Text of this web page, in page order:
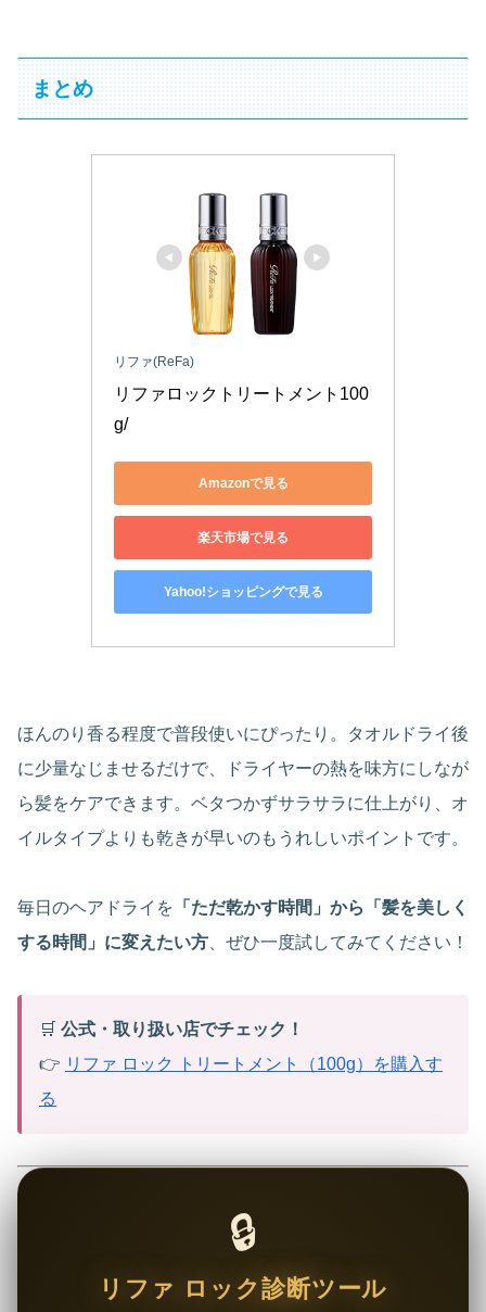
まとめ
リファ(ReFa)
リファロックトリートメント100
g/
Amazonで見る
楽天市場で見る
Yahoo!ショッピングで見る
ほんのり香る程度で普段使いにぴったり。タオルドライ後
に少量なじませるだけで、ドライヤーの熱を味方にしなが
ら髪をケアできます。ベタつかずサラサラに仕上がり、オ
イルタイプよりも乾きが早いのもうれしいポイントです。
毎日のヘアドライを 「ただ乾かす時間」から「髪を美しく
する時間」に変えたい方 、ぜひ一度試してみてください！
🛒 公式・取り扱い店でチェック！
👉 リファ ロック トリートメント（100g）を購入す
る
🔒
リファ ロック診断ツール